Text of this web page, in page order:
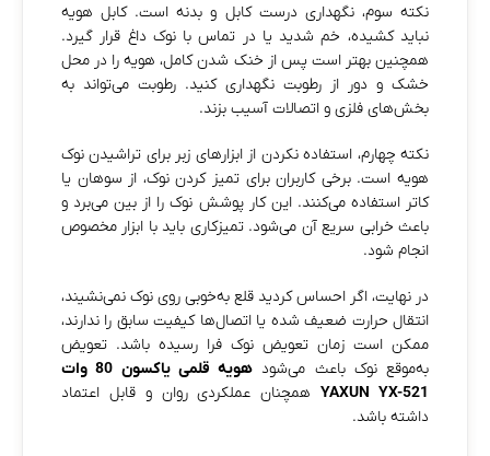
نکته سوم، نگهداری درست کابل و بدنه است. کابل هویه
نباید کشیده، خم شدید یا در تماس با نوک داغ قرار گیرد.
همچنین بهتر است پس از خنک شدن کامل، هویه را در محل
خشک و دور از رطوبت نگهداری کنید. رطوبت می‌تواند به
بخش‌های فلزی و اتصالات آسیب بزند.
نکته چهارم، استفاده نکردن از ابزارهای زبر برای تراشیدن نوک
هویه است. برخی کاربران برای تمیز کردن نوک، از سوهان یا
کاتر استفاده می‌کنند. این کار پوشش نوک را از بین می‌برد و
باعث خرابی سریع آن می‌شود. تمیزکاری باید با ابزار مخصوص
انجام شود.
در نهایت، اگر احساس کردید قلع به‌خوبی روی نوک نمی‌نشیند،
انتقال حرارت ضعیف شده یا اتصال‌ها کیفیت سابق را ندارند،
ممکن است زمان تعویض نوک فرا رسیده باشد. تعویض
به‌موقع نوک باعث می‌شود
هویه قلمی یاکسون 80 وات
YAXUN YX-521همچنان عملکردی روان و قابل اعتماد
داشته باشد.